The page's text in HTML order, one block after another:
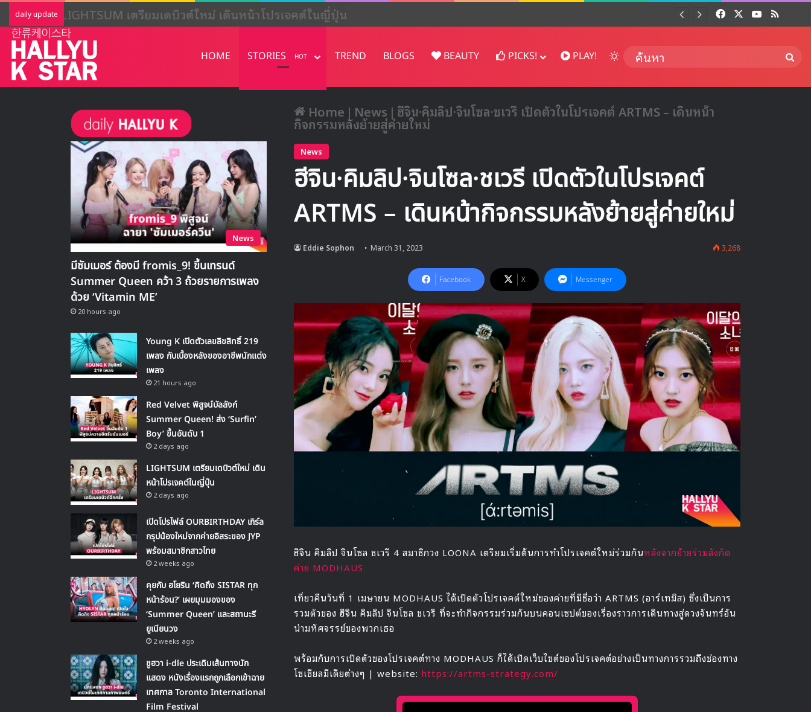
daily update LIGHTSUM เตรียมเดบิวต์ใหม่ เดินหน้าโปรเจคต์ในญี่ปุ่น FacebookYouTube
RSS
HOME STORIES HOT TREND BLOGS BEAUTY PICKS! PLAY! Switch skin
Home | News | ฮีจิน·คิมลิป·จินโซล·ชเวรี เปิดตัวในโปรเจคต์ ARTMS – เดินหน้า
กิจกรรมหลังย้ายสู่ค่ายใหม่
News
ฮีจิน·คิมลิป·จินโซล·ชเวรี เปิดตัวในโปรเจคต์
ARTMS – เดินหน้ากิจกรรมหลังย้ายสู่ค่ายใหม่
Eddie Sophon March 31, 2023 3,268
Facebook X Messenger
ฮีจิน คิมลิป จินโซล ชเวรี 4 สมาชิกวง LOONA เตรียมเริ่มต้นการทำโปรเจคต์ใหม่ร่วมกันหลังจากย้ายร่วมสังกัด
ค่าย MODHAUS
เที่ยวคืนวันที่ 1 เมษายน MODHAUS ได้เปิดตัวโปรเจคต์ใหม่ของค่ายที่มีชื่อว่า ARTMS (อาร์เทมิส) ซึ่งเป็นการ
รวมตัวของ ฮีจิน คิมลิป จินโซล ชเวรี ที่จะทำกิจกรรมร่วมกันบนคอนเซปต์ของเรื่องราวการเดินทางสู่ดวงจันทร์อัน
น่ามหัศจรรย์ของพวกเธอ
พร้อมกับการเปิดตัวของโปรเจคต์ทาง MODHAUS ก็ได้เปิดเว็บไซต์ของโปรเจคต์อย่างเป็นทางการรวมถึงช่องทาง
โซเชียลมีเดียต่างๆ | website: https://artms-strategy.com/
News
มีซัมเมอร์ ต้องมี fromis_9! ขึ้นเทรนด์
Summer Queen คว้า 3 ถ้วยรายการเพลง
ด้วย ‘Vitamin ME’
20 hours ago
Young K เปิดตัวเลขลิขสิทธิ์ 219
เพลง กับเบื้องหลังของอาชีพนักแต่ง
เพลง
21 hours ago
Red Velvet พิสูจน์บัลลังก์
Summer Queen! ส่ง ‘Surfin’
Boy’ ขึ้นอันดับ 1
2 days ago
LIGHTSUM เตรียมเดบิวต์ใหม่ เดิน
หน้าโปรเจคต์ในญี่ปุ่น
2 days ago
เปิดโปรไฟล์ OURBIRTHDAY เกิร์ล
กรุปน้องใหม่จากค่ายอิสระของ JYP
พร้อมสมาชิกสาวไทย
2 weeks ago
คุยกับ ฮโยริน ‘คิดถึง SISTAR ทุก
หน้าร้อน?’ เผยมุมมองของ
‘Summer Queen’ และสถานะรี
ยูเนียนวง
2 weeks ago
ชูฮวา i-dle ประเดิมเส้นทางนัก
แสดง หนังเรื่องแรกถูกเลือกเข้าฉาย
เทศกาล Toronto International
Film Festival